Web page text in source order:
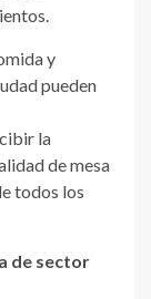
y
pueden
la
de mesa
todos los
de sector